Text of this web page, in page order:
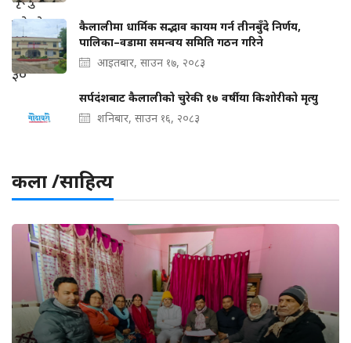
कैलालीमा धार्मिक सद्भाव कायम गर्न तीनबुँदे निर्णय,
पालिका–वडामा समन्वय समिति गठन गरिने
आइतबार, साउन १७, २०८३
सर्पदंशबाट कैलालीको चुरेकी १७ वर्षीया किशोरीको मृत्यु
शनिबार, साउन १६, २०८३
कला /साहित्य